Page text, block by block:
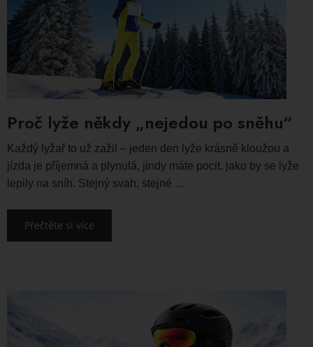
Proč lyže někdy „nejedou po sněhu“
Každý lyžař to už zažil – jeden den lyže krásně kloužou a
jízda je příjemná a plynulá, jindy máte pocit, jako by se lyže
lepily na sníh. Stejný svah, stejné ...
Přečtěte si více